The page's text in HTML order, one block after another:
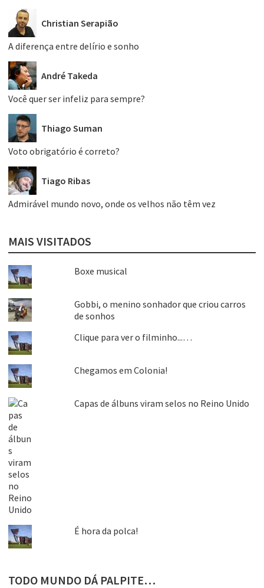
Christian Serapião
A diferença entre delírio e sonho
André Takeda
Você quer ser infeliz para sempre?
Thiago Suman
Voto obrigatório é correto?
Tiago Ribas
Admirável mundo novo, onde os velhos não têm vez
MAIS VISITADOS
Boxe musical
Gobbi, o menino sonhador que criou carros
de sonhos
Clique para ver o filminho...…
Chegamos em Colonia!
Capas de álbuns viram selos no Reino Unido
É hora da polca!
TODO MUNDO DÁ PALPITE…